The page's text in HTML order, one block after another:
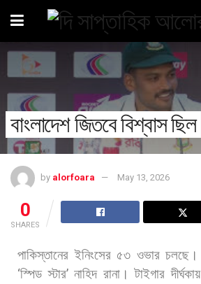
বাংলাদেশ জিতবে বিশ্বাস ছিল
by alorfoara May 13, 2026
0
SHARES
পাকিস্তানের ইনিংসের ৫৩ ওভার চলছে।
‘স্পিড স্টার’নাহিদ রানা। টাইগার দীর্ঘকায়